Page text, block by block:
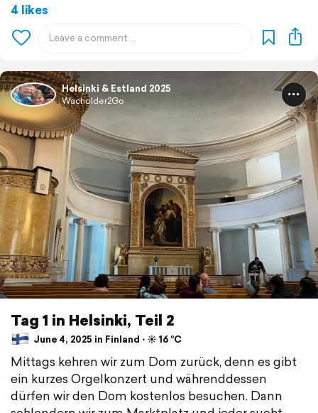
4 likes
Helsinki & Estland 2025
Wacholder2Go
Tag 1 in Helsinki, Teil 2
June 4, 2025 in Finland ⋅ ☀️ 16 °C
Mittags kehren wir zum Dom zurück, denn es gibt
ein kurzes Orgelkonzert und währenddessen
dürfen wir den Dom kostenlos besuchen. Dann